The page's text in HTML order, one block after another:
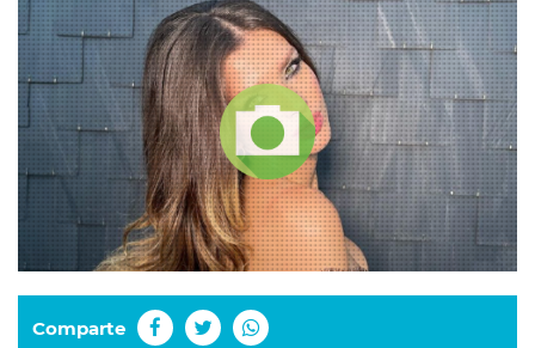
Comparte